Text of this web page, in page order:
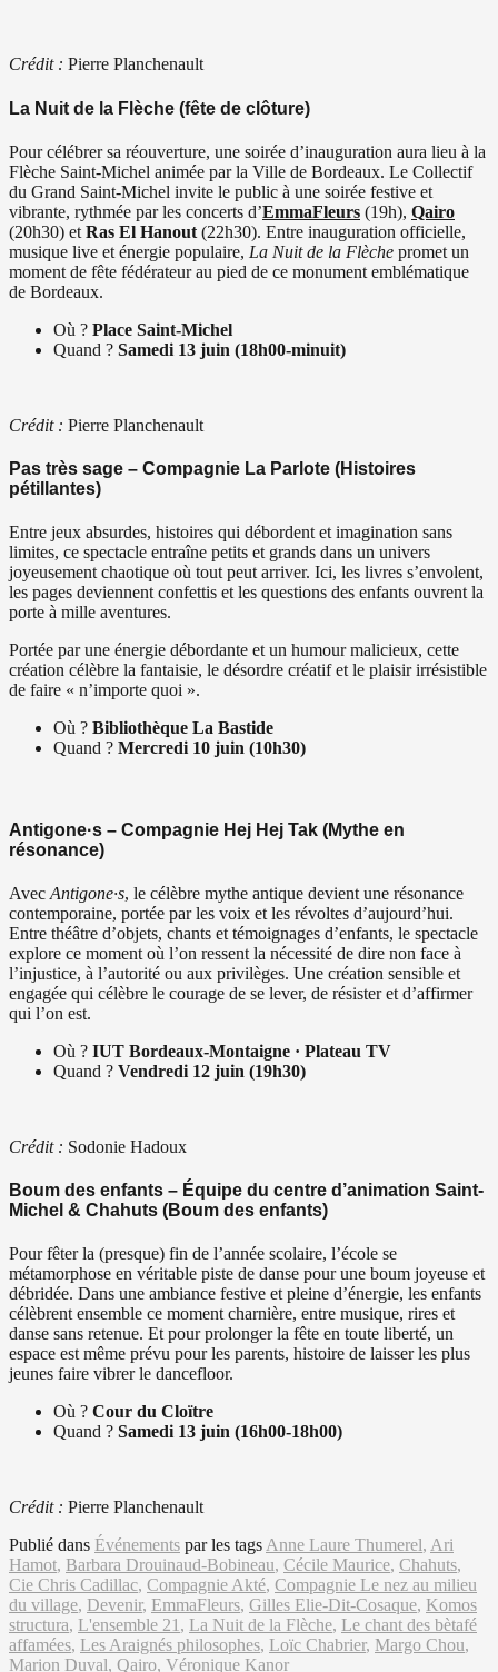
Crédit : Pierre Planchenault
La Nuit de la Flèche (fête de clôture)
Pour célébrer sa réouverture, une soirée d’inauguration aura lieu à la
Flèche Saint-Michel animée par la Ville de Bordeaux. Le Collectif
du Grand Saint-Michel invite le public à une soirée festive et
vibrante, rythmée par les concerts d’EmmaFleurs (19h), Qairo
(20h30) et Ras El Hanout (22h30). Entre inauguration officielle,
musique live et énergie populaire, La Nuit de la Flèche promet un
moment de fête fédérateur au pied de ce monument emblématique
de Bordeaux.
Où ? Place Saint-Michel
Quand ? Samedi 13 juin (18h00-minuit)
Crédit : Pierre Planchenault
Pas très sage – Compagnie La Parlote (Histoires
pétillantes)
Entre jeux absurdes, histoires qui débordent et imagination sans
limites, ce spectacle entraîne petits et grands dans un univers
joyeusement chaotique où tout peut arriver. Ici, les livres s’envolent,
les pages deviennent confettis et les questions des enfants ouvrent la
porte à mille aventures.
Portée par une énergie débordante et un humour malicieux, cette
création célèbre la fantaisie, le désordre créatif et le plaisir irrésistible
de faire « n’importe quoi ».
Où ? Bibliothèque La Bastide
Quand ? Mercredi 10 juin (10h30)
Antigone·s – Compagnie Hej Hej Tak (Mythe en
résonance)
Avec Antigone·s, le célèbre mythe antique devient une résonance
contemporaine, portée par les voix et les révoltes d’aujourd’hui.
Entre théâtre d’objets, chants et témoignages d’enfants, le spectacle
explore ce moment où l’on ressent la nécessité de dire non face à
l’injustice, à l’autorité ou aux privilèges. Une création sensible et
engagée qui célèbre le courage de se lever, de résister et d’affirmer
qui l’on est.
Où ? IUT Bordeaux-Montaigne · Plateau TV
Quand ? Vendredi 12 juin (19h30)
Crédit : Sodonie Hadoux
Boum des enfants – Équipe du centre d’animation Saint-
Michel & Chahuts (Boum des enfants)
Pour fêter la (presque) fin de l’année scolaire, l’école se
métamorphose en véritable piste de danse pour une boum joyeuse et
débridée. Dans une ambiance festive et pleine d’énergie, les enfants
célèbrent ensemble ce moment charnière, entre musique, rires et
danse sans retenue. Et pour prolonger la fête en toute liberté, un
espace est même prévu pour les parents, histoire de laisser les plus
jeunes faire vibrer le dancefloor.
Où ? Cour du Cloïtre
Quand ? Samedi 13 juin (16h00-18h00)
Crédit : Pierre Planchenault
Publié dans Événements parles tagsAnne Laure Thumerel, Ari
Hamot, Barbara Drouinaud-Bobineau, Cécile Maurice, Chahuts,
Cie Chris Cadillac, Compagnie Akté, Compagnie Le nez au milieu
du village, Devenir, EmmaFleurs, Gilles Elie-Dit-Cosaque, Komos
structura, L'ensemble 21, La Nuit de la Flèche, Le chant des bètafé
affamées, Les Araignés philosophes, Loïc Chabrier, Margo Chou,
Marion Duval, Qairo, Véronique Kanor